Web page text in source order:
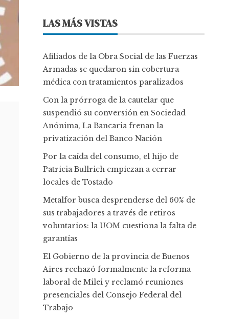
LAS MÁS VISTAS
Afiliados de la Obra Social de las Fuerzas
Armadas se quedaron sin cobertura
médica con tratamientos paralizados
Con la prórroga de la cautelar que
suspendió su conversión en Sociedad
Anónima, La Bancaria frenan la
privatización del Banco Nación
Por la caída del consumo, el hijo de
Patricia Bullrich empiezan a cerrar
locales de Tostado
Metalfor busca desprenderse del 60% de
sus trabajadores a través de retiros
voluntarios: la UOM cuestiona la falta de
garantías
El Gobierno de la provincia de Buenos
Aires rechazó formalmente la reforma
laboral de Milei y reclamó reuniones
presenciales del Consejo Federal del
Trabajo